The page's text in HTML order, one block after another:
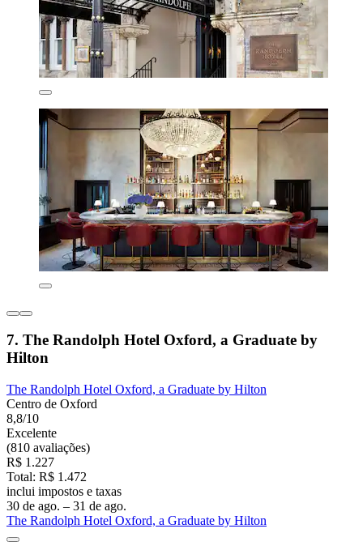
7. The Randolph Hotel Oxford, a Graduate by
Hilton
The Randolph Hotel Oxford, a Graduate by Hilton
Centro de Oxford
8,8/10
Excelente
(810 avaliações)
R$ 1.227
Total: R$ 1.472
inclui impostos e taxas
30 de ago. – 31 de ago.
The Randolph Hotel Oxford, a Graduate by Hilton